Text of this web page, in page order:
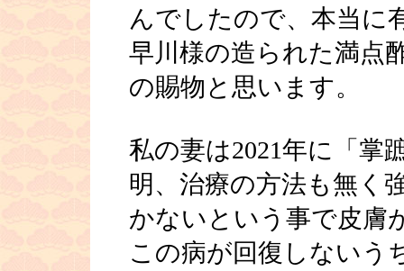
んでしたので、本当に
早川様の造られた満点
の賜物と思います。
私の妻は2021年に「掌
明、治療の方法も無く
かないという事で皮膚
この病が回復しないう